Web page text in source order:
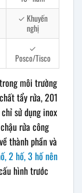
✓ Khuyến
nghị
✓
Posco/Tisco
môi trường
tẩy rửa, 201
sử dụng inox
rửa công
thành phần và
2 hố, 3 hố nên
hình trước